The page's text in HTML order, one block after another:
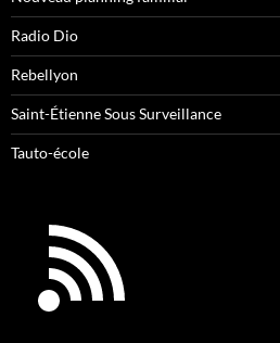
Radio Dio
Rebellyon
Saint-Étienne Sous Surveillance
Tauto-école